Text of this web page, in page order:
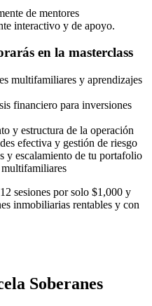
de mentores
interactivo y de apoyo.
en la masterclass
multifamiliares y aprendizajes
financiero para inversiones
y estructura de la operación
efectiva y gestión de riesgo
y escalamiento de tu portafolio
multifamiliares
sesiones por solo $1,000 y
inmobiliarias rentables y con
Soberanes